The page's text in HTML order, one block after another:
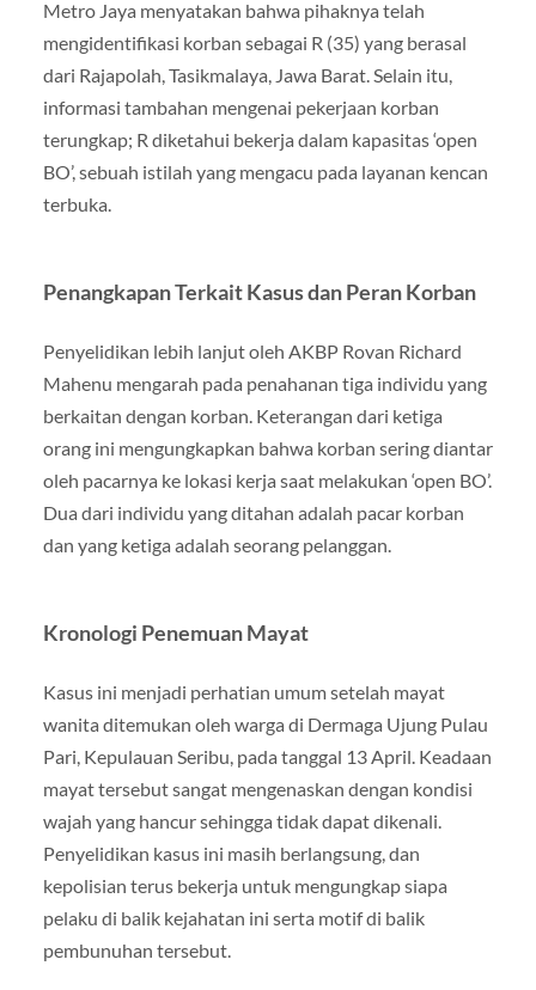
Metro Jaya menyatakan bahwa pihaknya telah
mengidentifikasi korban sebagai R (35) yang berasal
dari Rajapolah, Tasikmalaya, Jawa Barat. Selain itu,
informasi tambahan mengenai pekerjaan korban
terungkap; R diketahui bekerja dalam kapasitas ‘open
BO’, sebuah istilah yang mengacu pada layanan kencan
terbuka.
Penangkapan Terkait Kasus dan Peran Korban
Penyelidikan lebih lanjut oleh AKBP Rovan Richard
Mahenu mengarah pada penahanan tiga individu yang
berkaitan dengan korban. Keterangan dari ketiga
orang ini mengungkapkan bahwa korban sering diantar
oleh pacarnya ke lokasi kerja saat melakukan ‘open BO’.
Dua dari individu yang ditahan adalah pacar korban
dan yang ketiga adalah seorang pelanggan.
Kronologi Penemuan Mayat
Kasus ini menjadi perhatian umum setelah mayat
wanita ditemukan oleh warga di Dermaga Ujung Pulau
Pari, Kepulauan Seribu, pada tanggal 13 April. Keadaan
mayat tersebut sangat mengenaskan dengan kondisi
wajah yang hancur sehingga tidak dapat dikenali.
Penyelidikan kasus ini masih berlangsung, dan
kepolisian terus bekerja untuk mengungkap siapa
pelaku di balik kejahatan ini serta motif di balik
pembunuhan tersebut.